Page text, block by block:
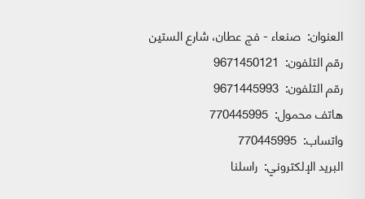
العنوان: صنعاء - فج عطان، شارع الستين
رقم التلفون: 9671450121
رقم التلفون: 9671445993
هاتف محمول: 770445995
واتساب:
البريد الإلكتروني: راسلنا